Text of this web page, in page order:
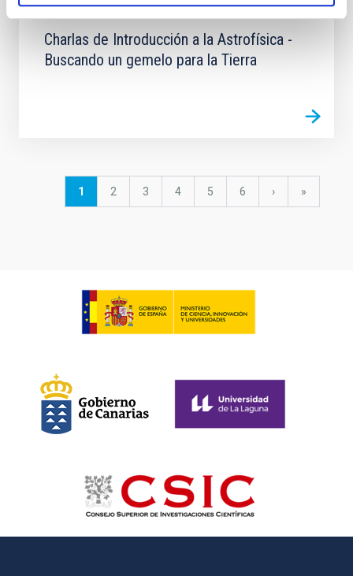
EVENTO
Charlas de Introducción a la Astrofísica -
Buscando un gemelo para la Tierra
PaginaciónPágina
1 Página
2 Página
3 Página
4 Página
5 Página
6
Siguiente
›
última
»